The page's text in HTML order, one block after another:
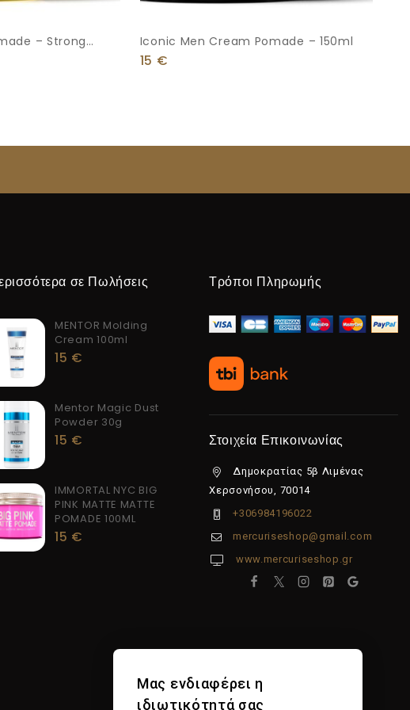
– Strong
Iconic Men Cream Pomade – 150ml
15 €
σε Πωλήσεις
MENTOR Molding
Cream 100ml
15 €
Mentor Magic Dust
Powder 30g
15 €
IMMORTAL NYC BIG
PINK MATTE MATTE
POMADE 100ML
15 €
Τρόποι Πληρωμής
Στοιχεία Επικοινωνίας
Δημοκρατίας 5β Λιμένας
Χερσονήσου, 70014
+306984196022
mercuriseshop@gmail.com
www.mercuriseshop.gr
Μας ενδιαφέρει η
ιδιωτικότητά σας